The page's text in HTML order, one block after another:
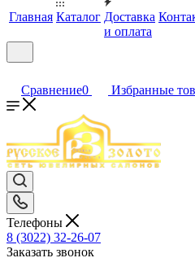
Главная Каталог Доставка
и оплата
Сравнение0 Избранные
Телефоны
8 (3022) 32-26-07
Заказать звонок